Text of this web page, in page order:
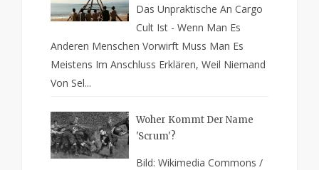
Das Unpraktische An Cargo
Cult Ist - Wenn Man Es
Anderen Menschen Vorwirft Muss Man Es
Meistens Im Anschluss Erklären, Weil Niemand
Von Sel...
Woher Kommt Der Name
'Scrum'?
Bild: Wikimedia Commons /